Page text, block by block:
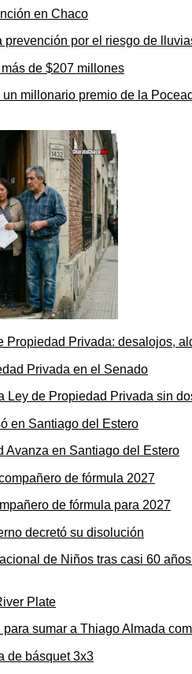
por el riesgo de
millonario premio de la
Propiedad Privada: desalojos,
Ley de Propiedad Privada sin
Avanza en Santiago del Estero
de fórmula para 2027
de Niños tras casi 60
sumar a Thiago Almada